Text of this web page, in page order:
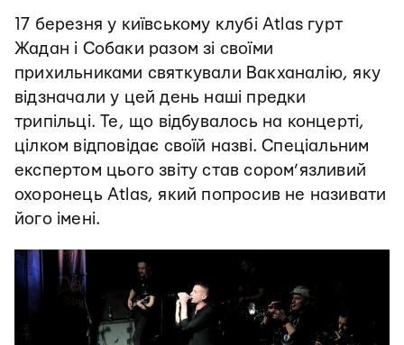
17 березня у київському клубі Atlas гурт
Жадан і Собаки разом зі своїми
прихильниками святкували Вакханалію, яку
відзначали у цей день наші предки
трипільці. Те, що відбувалось на концерті,
цілком відповідає своїй назві. Спеціальним
експертом цього звіту став сором’язливий
охоронець Atlas, який попросив не називати
його імені.